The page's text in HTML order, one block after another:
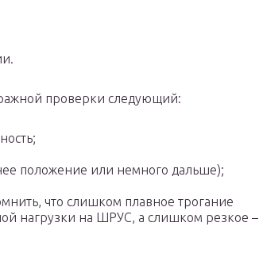
проверки следующий:
положение или немного дальше);
что слишком плавное трогание
нагрузки на ШРУС, а слишком резкое –